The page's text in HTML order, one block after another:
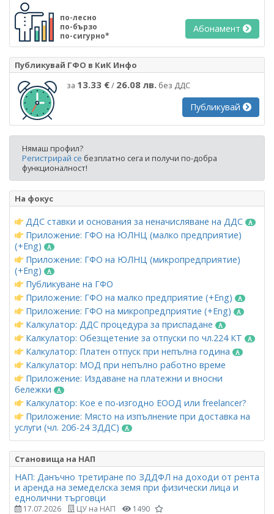
по-лесно
по-бързо
по-сигурно*
Абонамент
Публикувай ГФО в КиК Инфо
за 13.33 €/ 26.08 лв. без ДДС
Публикувай
Нямаш профил?
Регистрирай се безплатно сега и получи по-добра
функционалност!
На фокус
ДДС ставки и основания за неначисляване на ДДС
Приложение: ГФО на ЮЛНЦ (малко предприятие)
(+Eng)
Приложение: ГФО на ЮЛНЦ (микропредприятие)
(+Eng)
Публикуване на ГФО
Приложение: ГФО на малко предприятие (+Eng)
Приложение: ГФО на микропредприятие (+Eng)
Калкулатор: ДДС процедура за приспадане
Калкулатор: Обезщетение за отпуски по чл.224 КТ
Калкулатор: Платен отпуск при непълна година
Калкулатор: МОД при непълно работно време
Приложение: Издаване на платежни и вносни
бележки
Калкулатор: Кое е по-изгодно ЕООД или freelancer?
Приложение: Място на изпълнение при доставка на
услуги (чл. 20б-24 ЗДДС)
Становища на НАП
НАП: Данъчно третиране по ЗДДФЛ на доходи от рента
и аренда на земеделска земя при физически лица и
еднолични търговци
17.07.2026 ЦУ на НАП 1490